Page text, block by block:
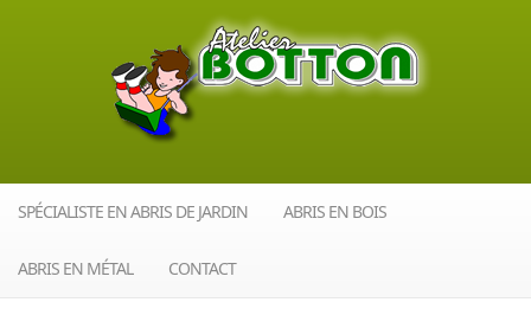
SPÉCIALISTE EN ABRIS DE JARDIN ABRIS EN BOIS
ABRIS EN MÉTAL CONTACT